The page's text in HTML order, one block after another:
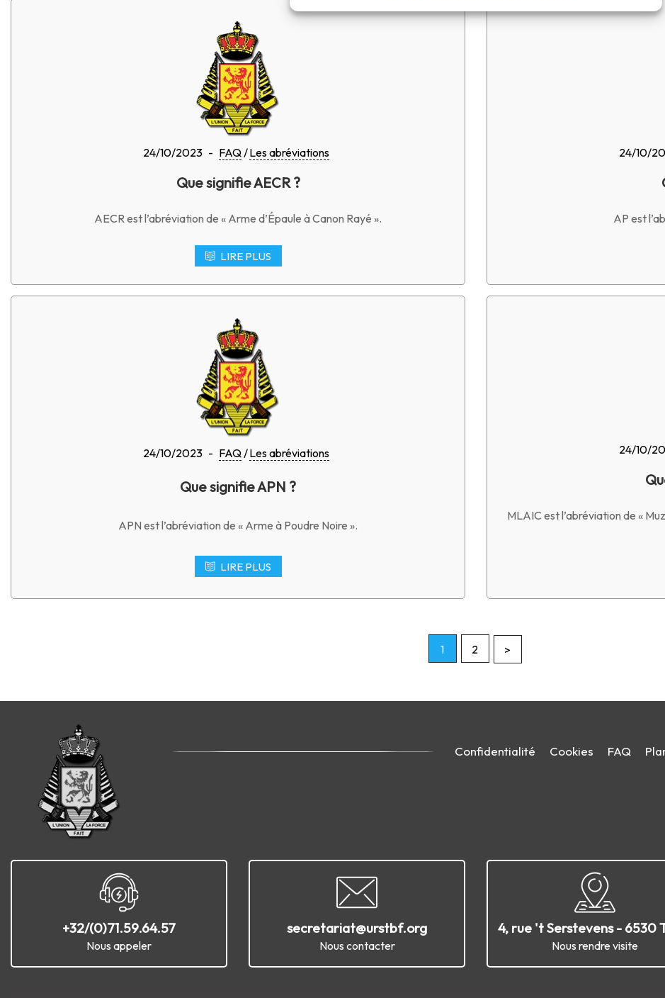
24/10/2023 - FAQ Les abréviations
Que signifie AECR ?
AECR est l’abréviation de « Arme d’Épaule à Canon Rayé ».
LIRE PLUS
24/10/
AP est
24/10/2023 - FAQ Les abréviations
Que signifie APN ?
APN est l’abréviation de « Arme à Poudre Noire ».
LIRE PLUS
24/10/
MLAIC est l’abréviation de «
1 2 >
Confidentialité Cookies FAQ
+32/(0)71.59.64.57
Nous appeler
secretariat@urstbf.org
Nous contacter
4, rue 't Serstevens - 6530
Nous rendre visite